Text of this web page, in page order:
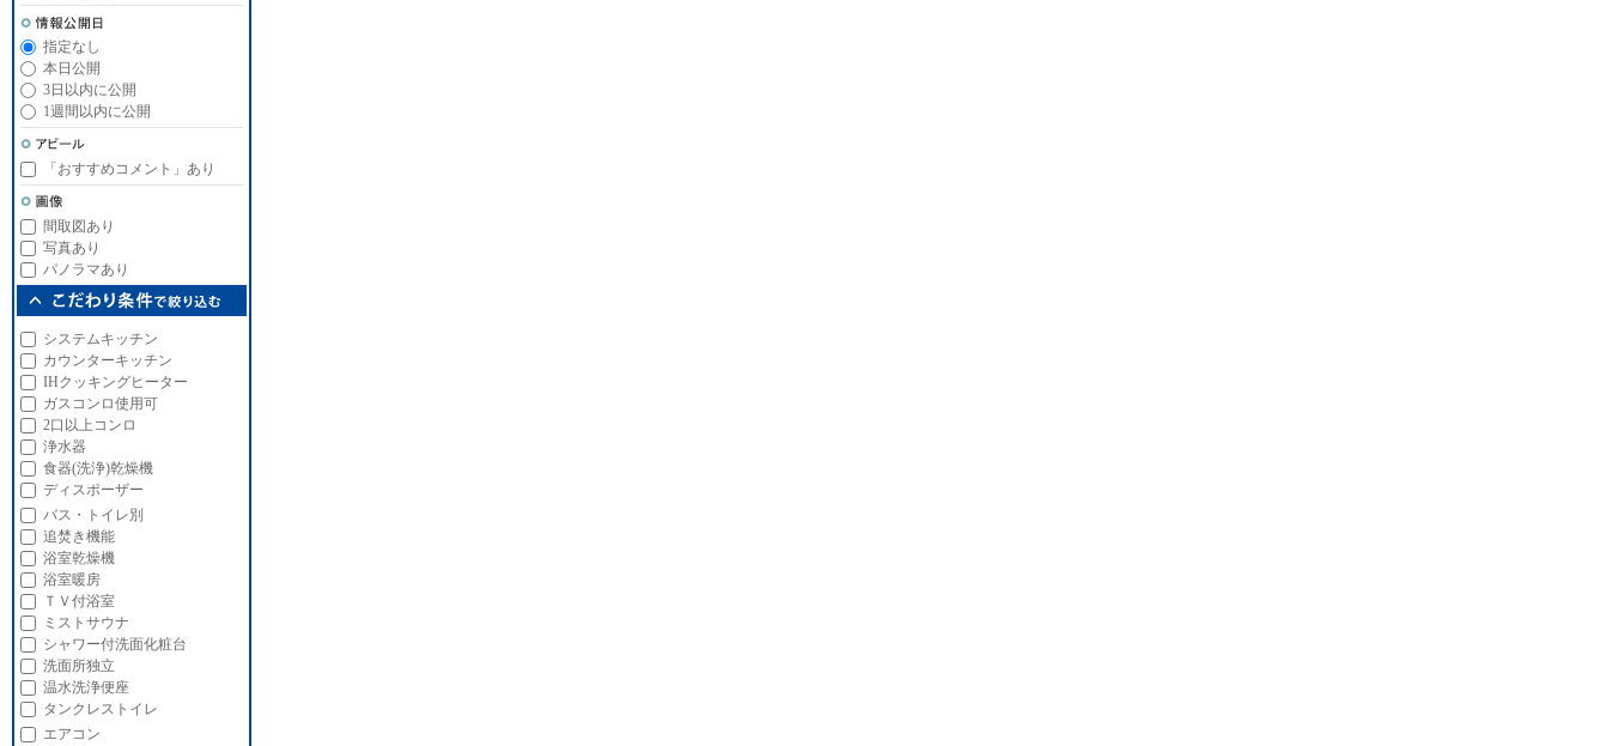
指定なし
本日公開
3日以内に公開
1週間以内に公開
「おすすめコメント」あり
間取図あり
写真あり
パノラマあり
システムキッチン
カウンターキッチン
IHクッキングヒーター
ガスコンロ使用可
2口以上コンロ
浄水器
食器(洗浄)乾燥機
ディスポーザー
バス・トイレ別
追焚き機能
浴室乾燥機
浴室暖房
ＴＶ付浴室
ミストサウナ
シャワー付洗面化粧台
洗面所独立
温水洗浄便座
タンクレストイレ
エアコン